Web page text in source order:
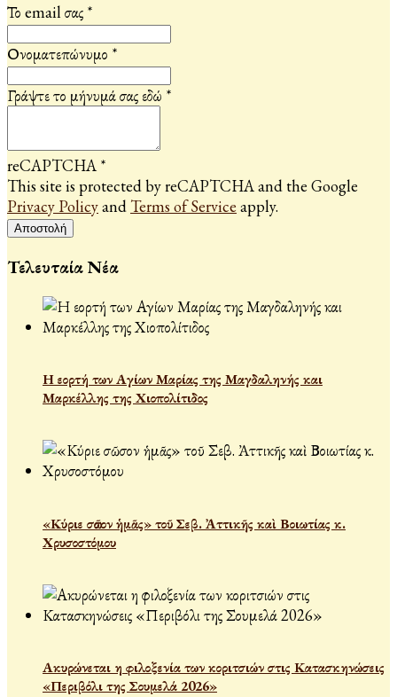
Το email σας *
Ονοματεπώνυμο *
Γράψτε το μήνυμά σας εδώ *
reCAPTCHA *
This site is protected by reCAPTCHA and the Google
Privacy Policyand Terms of Service apply.
Αποστολή
Τελευταία Νέα
Η εορτή των Αγίων Μαρίας της Μαγδαληνής και
Μαρκέλλης της Χιοπολίτιδος
«Κύριε σῶσον ἡμᾶς» τοῦ Σεβ. Ἀττικῆς καὶ Βοιωτίας κ.
Χρυσοστόμου
Ακυρώνεται η φιλοξενία των κοριτσιών στις Κατασκηνώσεις
«Περιβόλι της Σουμελά 2026»